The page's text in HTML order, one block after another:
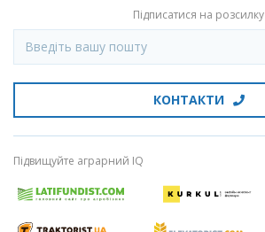
Підписатися на розсилку
КОНТАКТИ
Підвищуйте аграрний IQ